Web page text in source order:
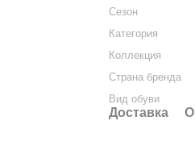
Сезон
Категория
Коллекция
Страна бренда
Вид обуви
Доставка